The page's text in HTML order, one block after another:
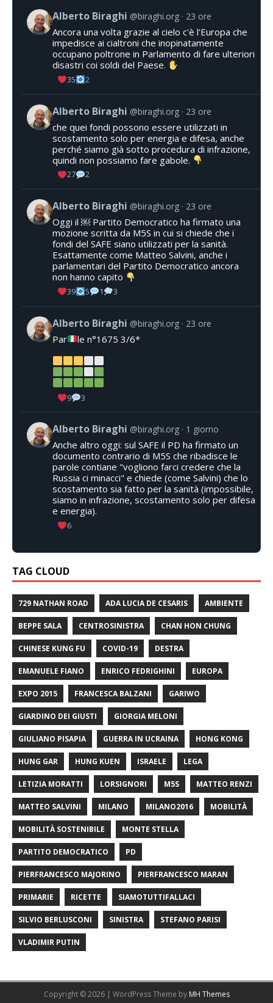
Alberto Biraghi @biraghi.org 23 ore
Ancora una volta grazie al cielo c'è l'Europa che
impedisce ai cialtroni che inopinatamente
occupano poltrone in Parlamento di fare ulteriori
disastri coi soldi del Paese.
35 2
Alberto Biraghi @biraghi.org 23 ore
che quei fondi possono essere utilizzati in
scostamento solo per energia e difesa, anche
perché siamo già sotto procedura di infrazione,
quindi non possiamo fare gabole.
27 2
Alberto Biraghi @biraghi.org 23 ore
Oggi il ￼ Partito Democratico ha firmato una
mozione scritta da M5S in cui si chiede che i
fondi del SAFE siano utilizzati per la sanità.
Esattamente come Matteo Salvini, anche i
parlamentari del Partito Democratico ancora
non hanno capito
39 5 1 3
Alberto Biraghi @biraghi.org 23 ore
Par le n°1675 3/6*
9 3
Alberto Biraghi @biraghi.org 1 giorno
Anche altro oggi: sul SAFE il PD ha firmato un
documento contrario di M5S che ribadisce le
parole contiane "vogliono farci credere che la
Russia ci minacci" e chiede (come Salvini) che lo
scostamento sia fatto per la sanità (impossibile,
siamo in infrazione, scostamento solo per difesa
e energia).
6
TAG CLOUD
729 NATHAN ROAD ADA LUCIA DE CESARIS AMBIENTE
BEPPE SALA CENTROSINISTRA CHAN HON CHUNG
CHINESE KUNG FU COVID-19 DESTRA
EMANUELE FIANO ENRICO FEDRIGHINI EUROPA
EXPO 2015 FRANCESCA BALZANI GARIWO
GIARDINO DEI GIUSTI GIORGIA MELONI
GIULIANO PISAPIA GUERRA IN UCRAINA HONG KONG
HUNG GAR HUNG KUEN ISRAELE LEGA
LETIZIA MORATTI LORSIGNORI M5S MATTEO RENZI
MATTEO SALVINI MILANO MILANO2016 MOBILITÀ
MOBILITÀ SOSTENIBILE MONTE STELLA
PARTITO DEMOCRATICO PD
PIERFRANCESCO MAJORINO PIERFRANCESCO MARAN
PRIMARIE RICETTE SIAMOTUTTIFALLACI
SILVIO BERLUSCONI SINISTRA STEFANO PARISI
VLADIMIR PUTIN
Copyright © 2026 | WordPress Theme by MH Themes